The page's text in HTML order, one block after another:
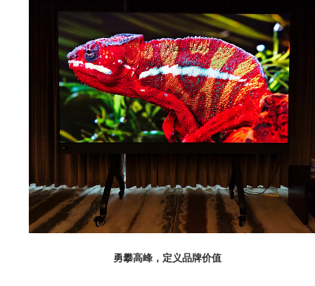
勇攀高峰，定义品牌价值